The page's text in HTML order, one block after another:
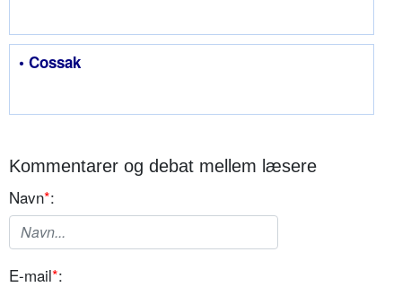
• Cossak
Kommentarer og debat mellem læsere
Navn*:
E-mail*: